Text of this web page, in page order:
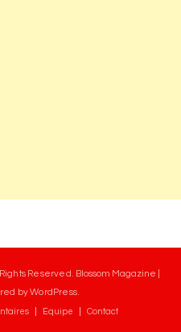
Reserved. Blossom Magazine |
byWordPress
Equipe Contact